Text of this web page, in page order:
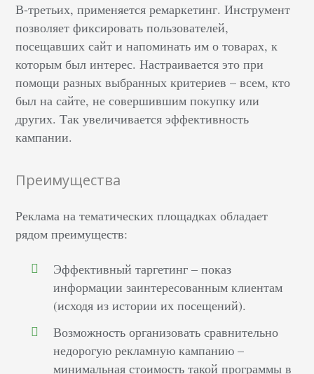
В-третьих, применяется ремаркетинг. Инструмент
позволяет фиксировать пользователей,
посещавших сайт и напоминать им о товарах, к
которым был интерес. Настраивается это при
помощи разных выбранных критериев – всем, кто
был на сайте, не совершившим покупку или
других. Так увеличивается эффективность
кампании.
Преимущества
Реклама на тематических площадках обладает
рядом преимуществ:
Эффективный таргетинг – показ
информации заинтересованным клиентам
(исходя из истории их посещений).
Возможность организовать сравнительно
недорогую рекламную кампанию –
минимальная стоимость такой программы в